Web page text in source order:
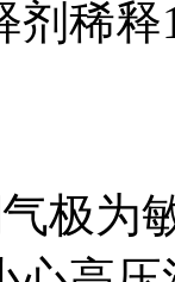
剂稀
极为